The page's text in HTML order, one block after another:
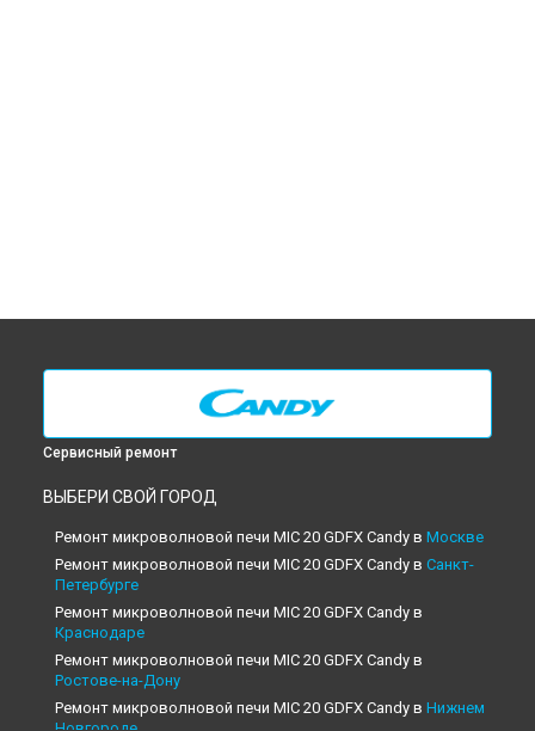
Сервисный ремонт
ВЫБЕРИ СВОЙ ГОРОД
Ремонт микроволновой печи MIC 20 GDFX Candy в Москве
Ремонт микроволновой печи MIC 20 GDFX Candy в Санкт-
Петербурге
Ремонт микроволновой печи MIC 20 GDFX Candy в
Краснодаре
Ремонт микроволновой печи MIC 20 GDFX Candy в
Ростове-на-Дону
Ремонт микроволновой печи MIC 20 GDFX Candy в Нижнем